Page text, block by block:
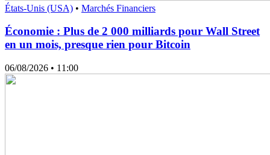
États-Unis (USA) • Marchés Financiers
Économie : Plus de 2 000 milliards pour Wall Street
en un mois, presque rien pour Bitcoin
06/08/2026 • 11:00